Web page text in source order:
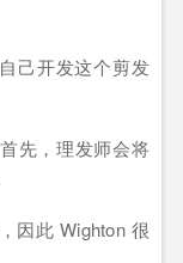
己开发这个剪发
先，理发师会将
因此 Wighton 很